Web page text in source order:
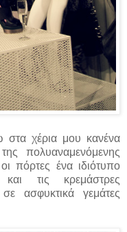
χέρια μου κανένα
πολυαναμενόμενης
πόρτες ένα ιδιότυπο
τις κρεμάστρες
ασφυκτικά γεμάτες